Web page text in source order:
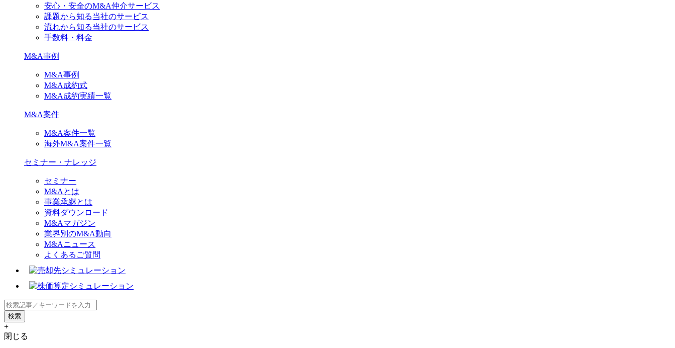
安心・安全のM&A仲介サービス
課題から知る当社のサービス
流れから知る当社のサービス
手数料・料金
M&A事例
M&A事例
M&A成約式
M&A成約実績一覧
M&A案件
M&A案件一覧
海外M&A案件一覧
セミナー・ナレッジ
セミナー
M&Aとは
事業承継とは
資料ダウンロード
M&Aマガジン
業界別のM&A動向
M&Aニュース
よくあるご質問
+
閉じる